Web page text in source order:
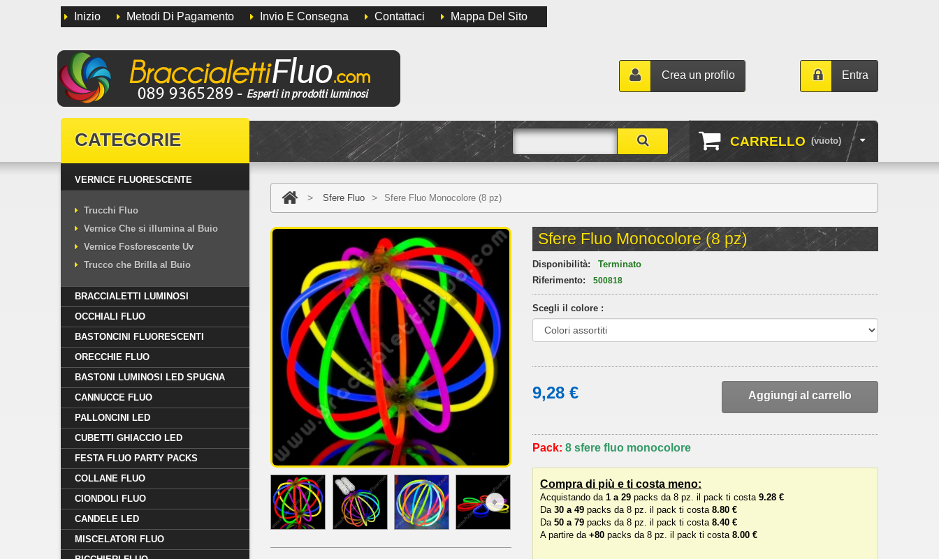
Inizio Metodi Di Pagamento Invio E Consegna Contattaci Mappa Del Sito
Entra
Crea un profilo
CARRELLO (vuoto)
CATEGORIE
VERNICE FLUORESCENTE
Trucchi Fluo
Vernice Che si illumina al Buio
Vernice Fosforescente Uv
Trucco che Brilla al Buio
BRACCIALETTI LUMINOSI
OCCHIALI FLUO
BASTONCINI FLUORESCENTI
ORECCHIE FLUO
BASTONI LUMINOSI LED SPUGNA
CANNUCCE FLUO
PALLONCINI LED
CUBETTI GHIACCIO LED
FESTA FLUO PARTY PACKS
COLLANE FLUO
CIONDOLI FLUO
CANDELE LED
MISCELATORI FLUO
> Sfere Fluo > Sfere Fluo Monocolore (8 pz)
Sfere Fluo Monocolore (8 pz)
Disponibilità:
Terminato
Riferimento:
500818
Scegli il colore :
9,28 € Aggiungi al carrello
Pack: 8 sfere fluo monocolore
Compra di più e ti costa meno:
Acquistando da 1 a 29 packs da 8 pz. il pack ti costa 9.28 €
Da 30 a 49 packs da 8 pz. il pack ti costa 8.80 €
Da 50 a 79 packs da 8 pz. il pack ti costa 8.40 €
A partire da +80 packs da 8 pz. il pack ti costa 8.00 €